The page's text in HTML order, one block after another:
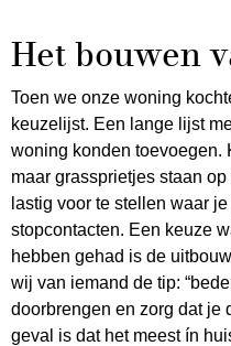
Het bouwen
Toen we onze woning
keuzelijst. Een lange lijst
woning konden toevoegen.
maar grassprietjes staan
lastig voor te stellen waar
stopcontacten. Een keuze
hebben gehad is de
wij van iemand de tip:
doorbrengen en zorg dat je
geval is dat het meest ín